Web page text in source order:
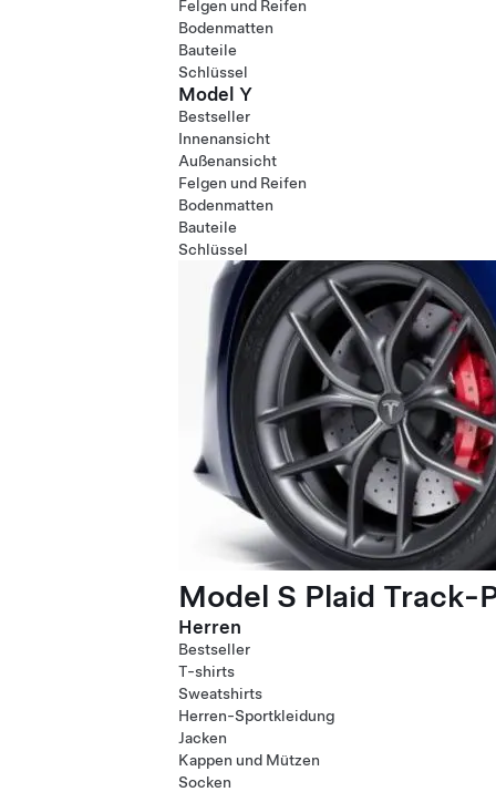
Felgen und Reifen
Bodenmatten
Bauteile
Schlüssel
Model Y
Bestseller
Innenansicht
Außenansicht
Felgen und Reifen
Bodenmatten
Bauteile
Schlüssel
Model S Plaid Track-
Herren
Bestseller
T-shirts
Sweatshirts
Herren-Sportkleidung
Jacken
Kappen und Mützen
Socken